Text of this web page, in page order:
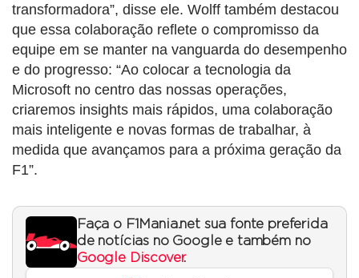
transformadora”, disse ele. Wolff também destacou
que essa colaboração reflete o compromisso da
equipe em se manter na vanguarda do desempenho
e do progresso: “Ao colocar a tecnologia da
Microsoft no centro das nossas operações,
criaremos insights mais rápidos, uma colaboração
mais inteligente e novas formas de trabalhar, à
medida que avançamos para a próxima geração da
F1”.
Faça o F1Mania.net sua fonte preferida
de notícias no Google e também no
Google Discover.